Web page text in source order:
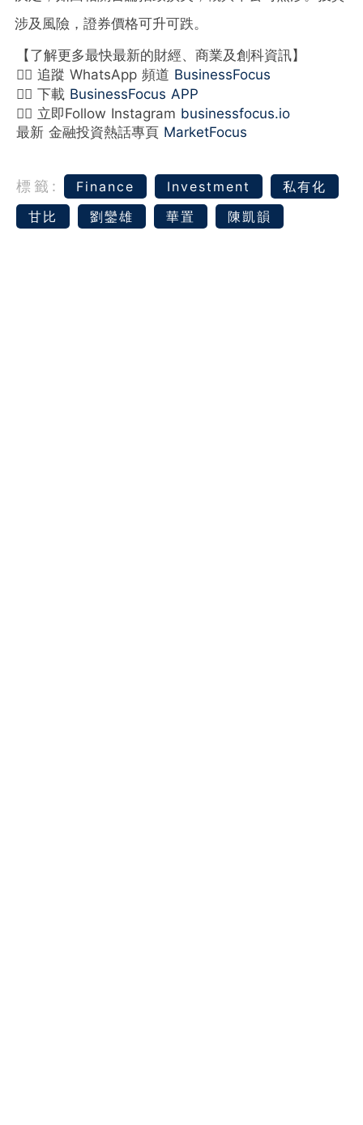
涉及風險，證券價格可升可跌。
【了解更多最快最新的財經、商業及創科資訊】
👉🏻 追蹤 WhatsApp 頻道 BusinessFocus
👉🏻 下載 BusinessFocus APP
👉🏻 立即Follow Instagram businessfocus.io
最新 金融投資熱話專頁 MarketFocus
標籤: Finance Investment
私有化
甘比
劉鑾雄 華置 陳凱韻